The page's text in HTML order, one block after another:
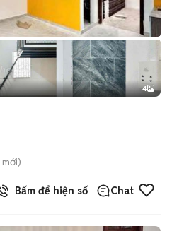
4
mới)
Bấm để hiện số Chat